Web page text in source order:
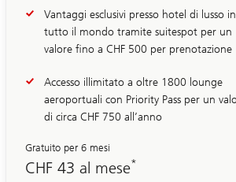
Vantaggi esclusivi presso hotel di lusso in
tutto il mondo tramite suitespot per un
valore fino a CHF 500 per prenotazione
Accesso illimitato a oltre 1800 lounge
aeroportuali con Priority Pass per un
di circa CHF 750 all’anno
Gratuito per 6 mesi
CHF 43 al mese*